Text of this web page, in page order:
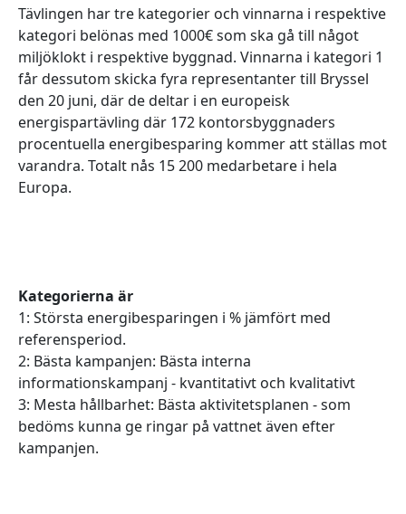
Tävlingen har tre kategorier och vinnarna i respektive
kategori belönas med 1000€ som ska gå till något
miljöklokt i respektive byggnad. Vinnarna i kategori 1
får dessutom skicka fyra representanter till Bryssel
den 20 juni, där de deltar i en europeisk
energispartävling där 172 kontorsbyggnaders
procentuella energibesparing kommer att ställas mot
varandra. Totalt nås 15 200 medarbetare i hela
Europa.
Kategorierna är
1: Största energibesparingen i % jämfört med
referensperiod.
2: Bästa kampanjen: Bästa interna
informationskampanj - kvantitativt och kvalitativt
3: Mesta hållbarhet: Bästa aktivitetsplanen - som
bedöms kunna ge ringar på vattnet även efter
kampanjen.